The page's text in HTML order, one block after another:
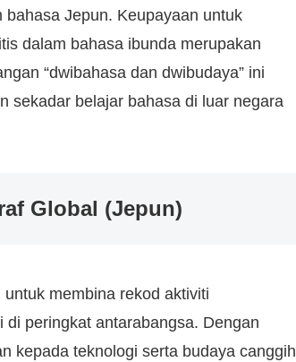
Jepun. Keupayaan untuk
dalam bahasa ibunda merupakan
“dwibahasa dan dwibudaya” ini
sekadar belajar bahasa di luar negara
Global (Jepun)
membina rekod aktiviti
peringkat antarabangsa. Dengan
kepada teknologi serta budaya canggih